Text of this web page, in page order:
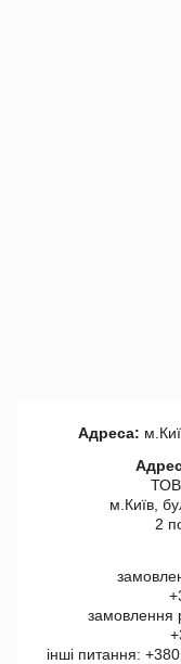
Адреса:
ТОВ
м.Київ,
2
замовлення
інші питання: